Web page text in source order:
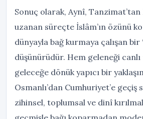
Sonuç olarak, Aynî,
uzanan süreçte İslâm’ın özünü
dünyayla bağ kurmaya çalışan bir
düşünürüdür. Hem geleneği
geleceğe dönük yapıcı bir
Osmanlı’dan Cumhuriyet’e
zihinsel, toplumsal ve dinî